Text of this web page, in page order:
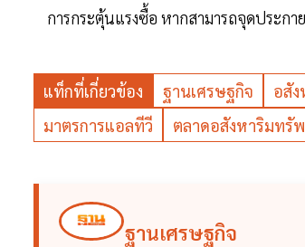
การกระตุ้นแรงซื้อ หากสามารถจุดประก
แท็กที่เกี่ยวข้อง ฐานเศรษฐกิจ อสั
มาตรการแอลทีวี
ตลาดอสังหาริมทรั
ฐานเศรษฐกิจ